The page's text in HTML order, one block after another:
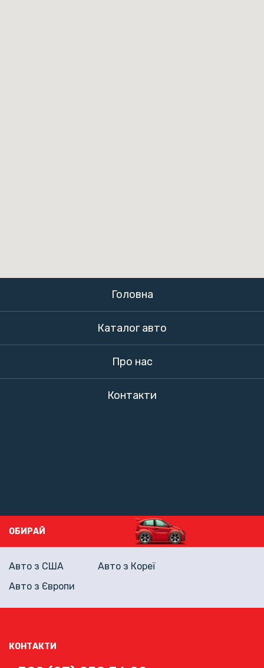
Головна
Каталог авто
Про нас
Контакти
КОНТАКТИ
ОБИРАЙ
Авто з США
Авто з Кореї
Авто з Європи